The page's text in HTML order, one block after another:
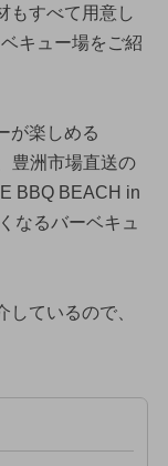
もすべて用意し
キュー場をご紹
が楽しめる
豊洲市場直送の
BBQ BEACH in
なるバーベキュ
ているので、